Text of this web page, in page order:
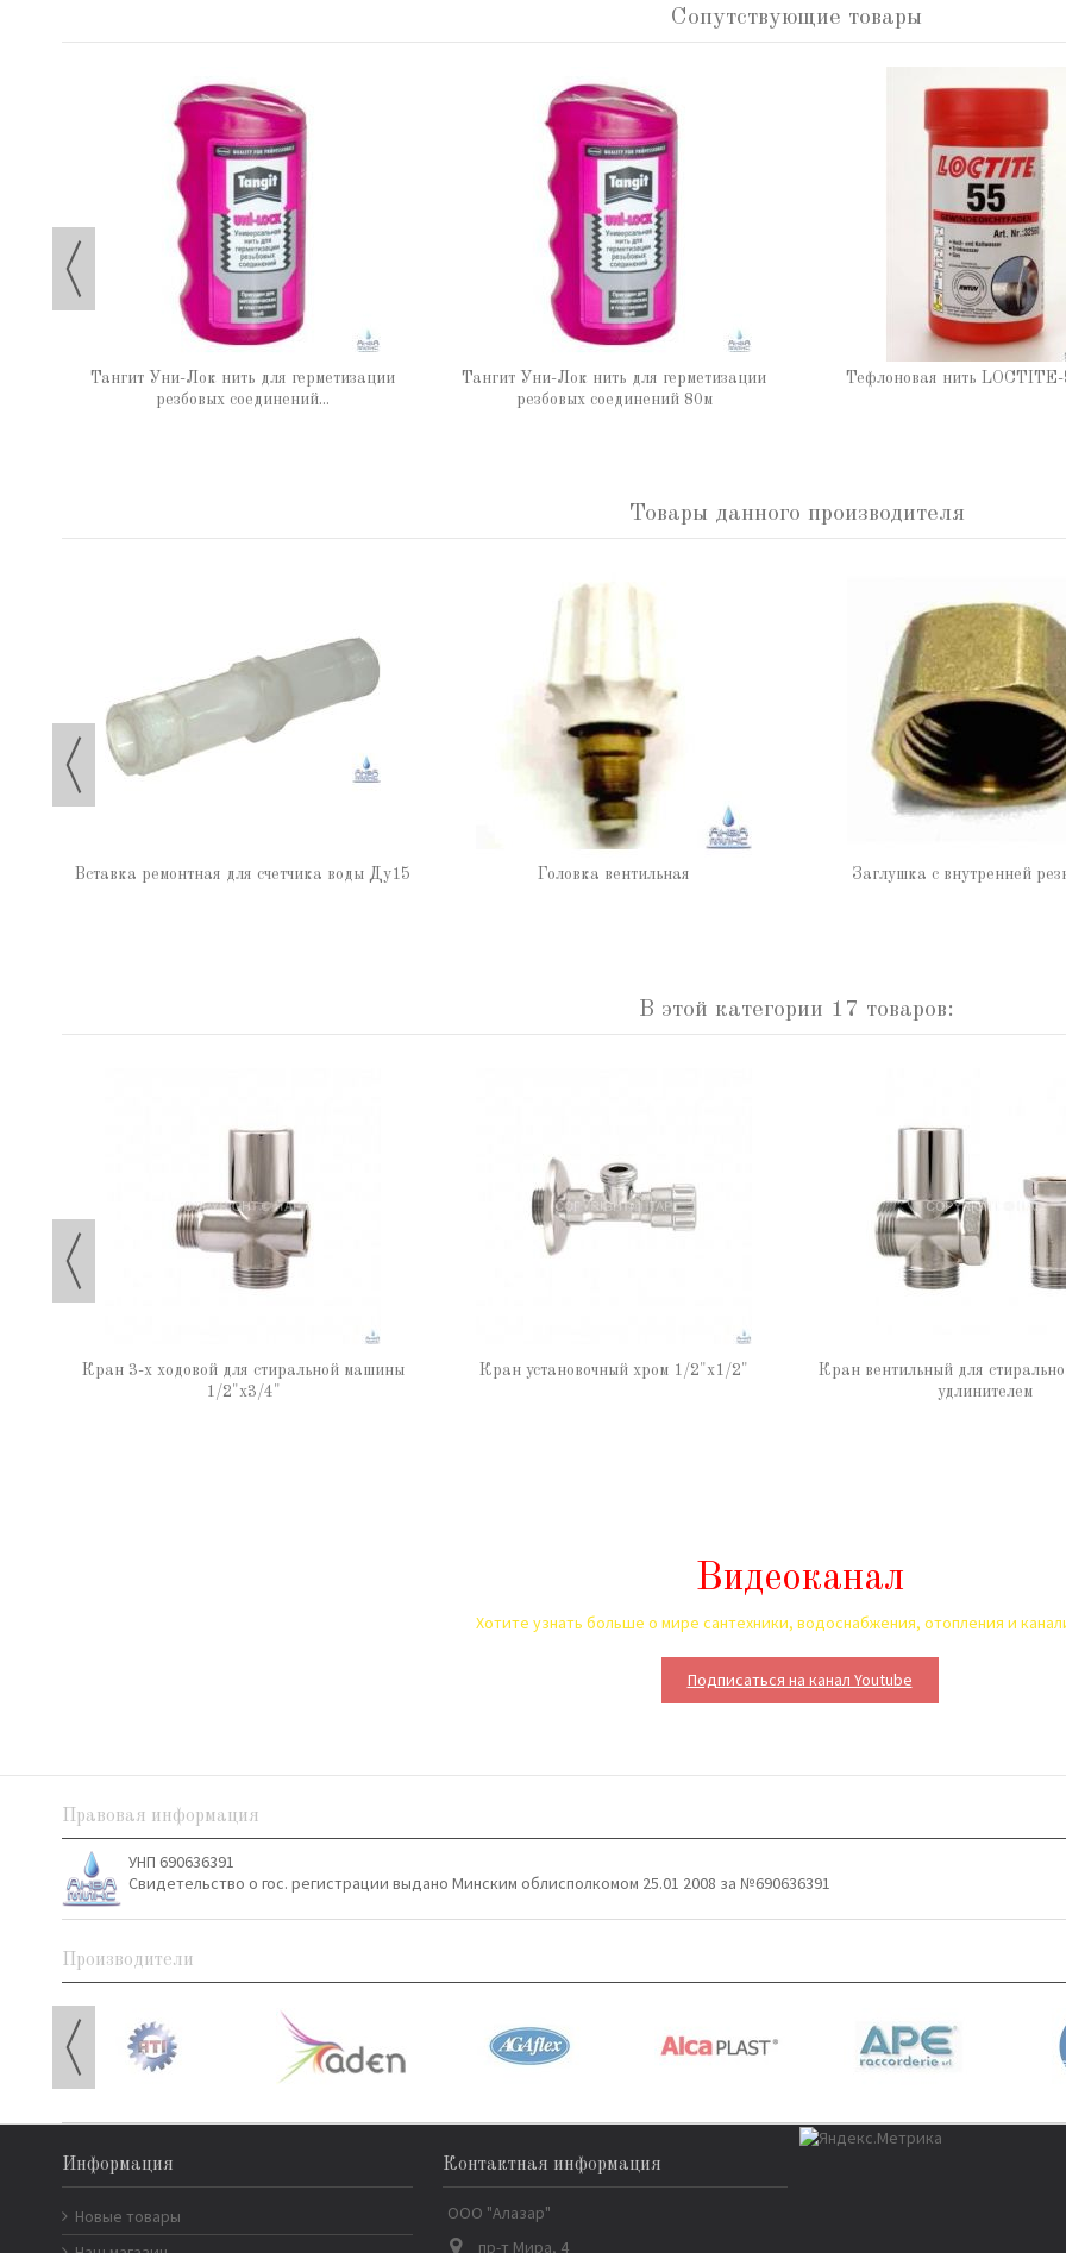
Сопутствующие товары
Тангит Уни-Лок нить для герметизации
резбовых соединений...
Тангит Уни-Лок нить для герметизации
резбовых соединений 80м
Тефлоновая нить
Товары данного производителя
Вставка ремонтная для счетчика воды Ду15 Головка вентильная Заглушка с внутренней
В этой категории 17 товаров:
Кран 3-х ходовой для стиральной машины
1/2"х3/4"
Кран установочный хром 1/2"х1/2"
Кран вентильный для
удлинителем
Видеоканал
Хотите узнать больше о мире сантехники, водоснабжения, отопления и
Подписаться на канал Youtube
Правовая информация
УНП 690636391
Свидетельство о гос. регистрации выдано Минским облисполкомом 25.01 2008 за №690636391
Производители
Информация
Новые товары
Контактная информация
ООО "Алазар"
пр-т Мира, 4